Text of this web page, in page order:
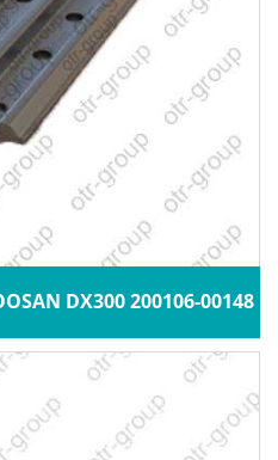
DX300 200106-00148